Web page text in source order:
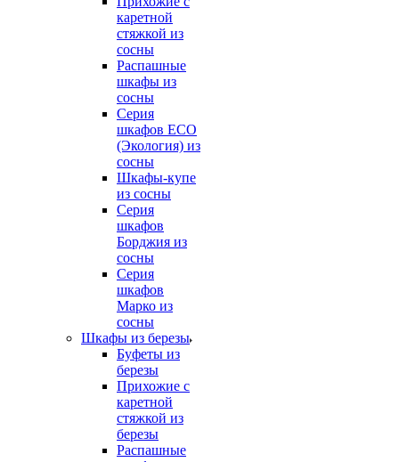
каретной
стяжкой из
сосны
Распашные
шкафы из
сосны
Серия
шкафов ECO
(Экология) из
сосны
Шкафы-купе
из сосны
Серия
шкафов
Борджия из
сосны
Серия
шкафов
Марко из
сосны
Шкафы из березы
Буфеты из
березы
Прихожие с
каретной
стяжкой из
березы
Распашные